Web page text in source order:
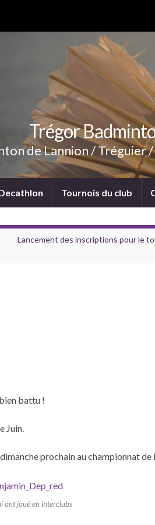
Trégor
de Lannion / Tréguier
Tournois du club
Lancement des inscriptions pour le
battu !
Juin.
prochain au championnat de
ont joué en interclubs